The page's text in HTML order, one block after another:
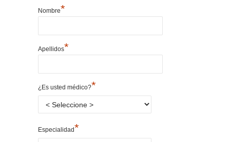
Nombre*
Apellidos*
¿Es usted médico?*
Especialidad*